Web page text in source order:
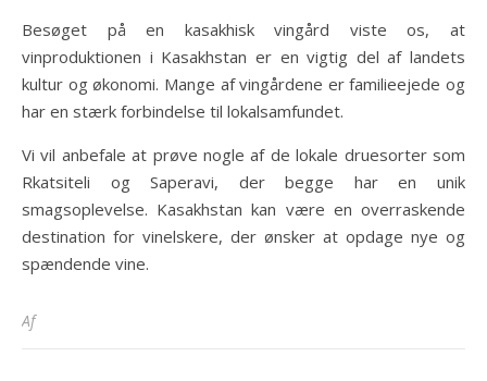
Besøget på en kasakhisk vingård viste os, at
vinproduktionen i Kasakhstan er en vigtig del af landets
kultur og økonomi. Mange af vingårdene er familieejede og
har en stærk forbindelse til lokalsamfundet.
Vi vil anbefale at prøve nogle af de lokale druesorter som
Rkatsiteli og Saperavi, der begge har en unik
smagsoplevelse. Kasakhstan kan være en overraskende
destination for vinelskere, der ønsker at opdage nye og
spændende vine.
Af